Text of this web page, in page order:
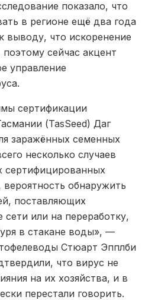
показало, что
в регионе ещё два года
выводу, что искоренение
сейчас акцент
управление
сертификации
(TasSeed) Даг
заражённых семенных
несколько случаев
сертифицированных
обнаружить
поставляющих
или на переработку,
в стакане воды», —
Стюарт Эпплби
что вирус не
на их хозяйства, и в
перестали говорить.